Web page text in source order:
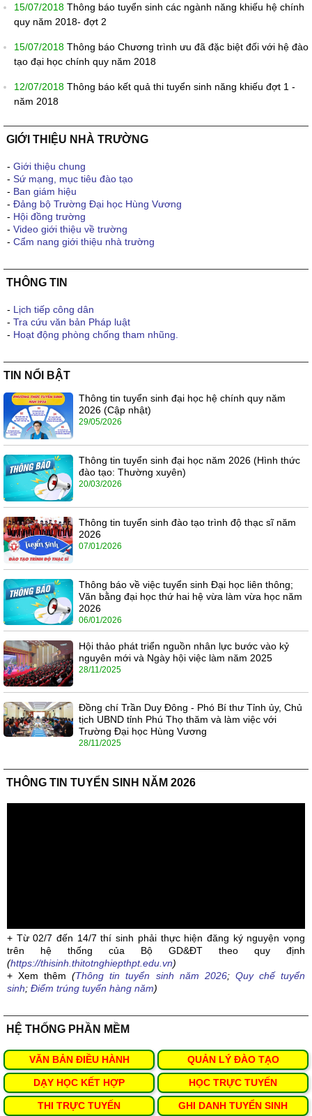
15/07/2018 Thông báo tuyển sinh các ngành năng khiếu hệ chính
quy năm 2018- đợt 2
15/07/2018 Thông báo Chương trình ưu đã đặc biệt đối với hệ đào
tạo đại học chính quy năm 2018
12/07/2018 Thông báo kết quả thi tuyển sinh năng khiếu đợt 1 -
năm 2018
GIỚI THIỆU NHÀ TRƯỜNG
- Giới thiệu chung
- Sứ mạng, mục tiêu đào tạo
- Ban giám hiệu
- Đảng bộ Trường Đại học Hùng Vương
- Hội đồng trường
- Video giới thiệu về trường
- Cẩm nang giới thiệu nhà trường
THÔNG TIN
- Lịch tiếp công dân
- Tra cứu văn bản Pháp luật
- Hoạt động phòng chống tham nhũng.
TIN NỔI BẬT
Thông tin tuyển sinh đại học hệ chính quy năm
2026 (Cập nhật)
29/05/2026
Thông tin tuyển sinh đại học năm 2026 (Hình thức
đào tạo: Thường xuyên)
20/03/2026
Thông tin tuyển sinh đào tạo trình độ thạc sĩ năm
2026
07/01/2026
Thông báo về việc tuyển sinh Đại học liên thông;
Văn bằng đại học thứ hai hệ vừa làm vừa học năm
2026
06/01/2026
Hội thảo phát triển nguồn nhân lực bước vào kỷ
nguyên mới và Ngày hội việc làm năm 2025
28/11/2025
Đồng chí Trần Duy Đông - Phó Bí thư Tỉnh ủy, Chủ
tịch UBND tỉnh Phú Thọ thăm và làm việc với
Trường Đại học Hùng Vương
28/11/2025
THÔNG TIN TUYỂN SINH NĂM 2026
+ Từ 02/7 đến 14/7 thí sinh phải thực hiện đăng ký nguyện vọng
trên hệ thống của Bộ GD&ĐT theo quy định
(https://thisinh.thitotnghiepthpt.edu.vn)
+ Xem thêm(Thông tin tuyển sinh năm 2026; Quy chế tuyển
sinh; Điểm trúng tuyển hàng năm)
HỆ THỐNG PHẦN MỀM
VĂN BẢN ĐIỀU HÀNH QUẢN LÝ ĐÀO TẠO
DẠY HỌC KẾT HỢP HỌC TRỰC TUYẾN
THI TRỰC TUYẾN GHI DANH TUYỂN SINH